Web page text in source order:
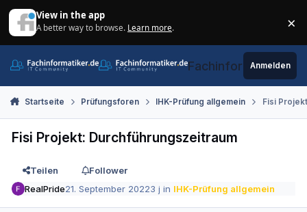
View in the app
A better way to browse. Learn more. ×
Fachinformatiker.de
Anmelden
Startseite Prüfungsforen IHK-Prüfung allgemein Fisi
Fisi Projekt: Durchführungszeitraum
Teilen
Follower
RealPride21. September 20223 j in IHK-Prüfung allgemein